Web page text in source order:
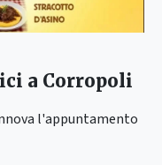
a Corropoli
l'appuntamento